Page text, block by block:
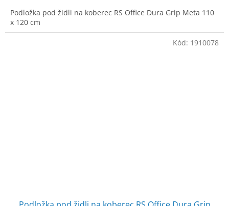
Podložka pod židli na koberec RS Office Dura Grip Meta 110
x 120 cm
Kód: 1910078